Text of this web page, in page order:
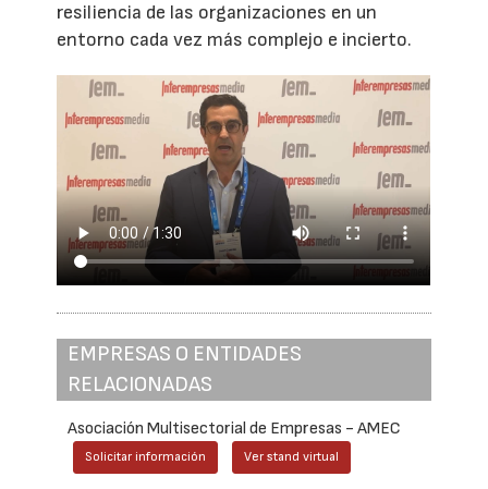
resiliencia de las organizaciones en un
entorno cada vez más complejo e incierto.
EMPRESAS O ENTIDADES
RELACIONADAS
Asociación Multisectorial de Empresas - AMEC
Solicitar información Ver stand virtual